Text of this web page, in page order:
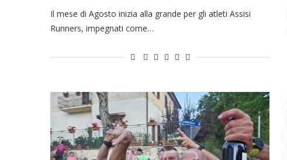
Il mese di Agosto inizia alla grande per gli atleti Assisi
Runners, impegnati come…